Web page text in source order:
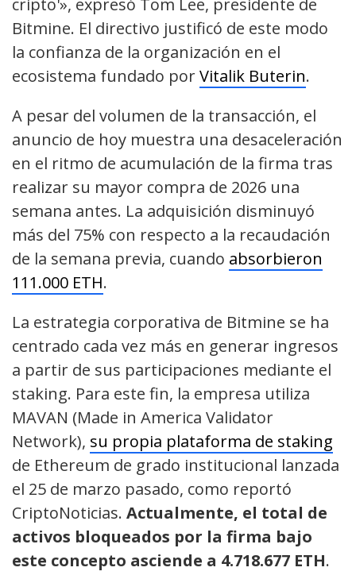
cripto'», expresó Tom Lee, presidente de
Bitmine. El directivo justificó de este modo
la confianza de la organización en el
ecosistema fundado porVitalik Buterin.
A pesar del volumen de la transacción, el
anuncio de hoy muestra una desaceleración
en el ritmo de acumulación de la firma tras
realizar su mayor compra de 2026 una
semana antes. La adquisición disminuyó
más del 75% con respecto a la recaudación
de la semana previa, cuando absorbieron
111.000 ETH.
La estrategia corporativa de Bitmine se ha
centrado cada vez más en generar ingresos
a partir de sus participaciones mediante el
staking. Para este fin, la empresa utiliza
MAVAN (Made in America Validator
Network), su propia plataforma de staking
de Ethereum de grado institucional lanzada
el 25 de marzo pasado, como reportó
CriptoNoticias. Actualmente, el total de
activos bloqueados por la firma bajo
este concepto asciende a 4.718.677 ETH.